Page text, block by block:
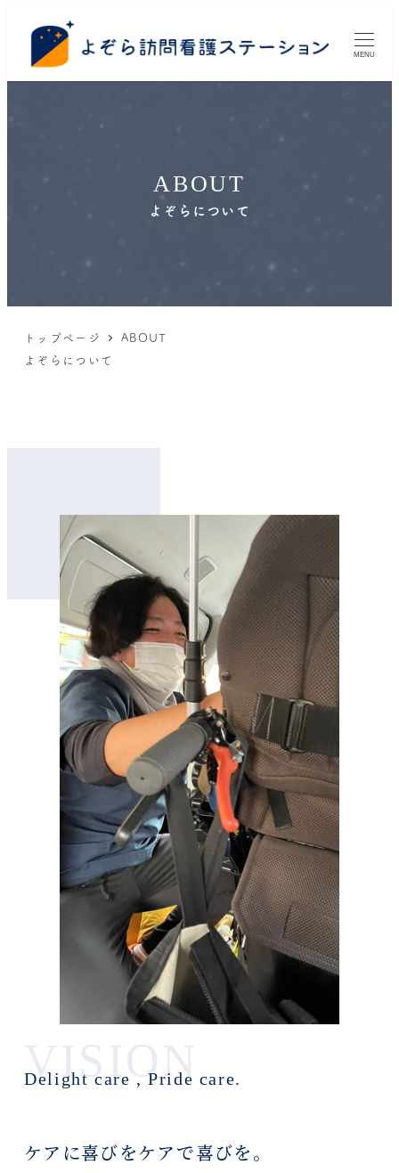
MENU
ABOUT
よぞらについて
トップページ
ABOUT
よぞらについて
VISION
Delight care , Pride care.
ケアに喜びをケアで喜びを。